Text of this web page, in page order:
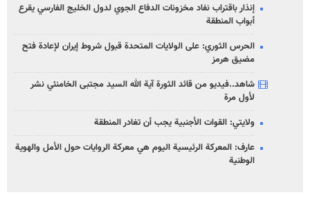
إنذار باقتراب نفاد مخزونات الدفاع الجوي لدول الخليج الفارسي يقرع
أبواب المنطقة
الحرس الثوري: على الولايات المتحدة قبول شروط إيران لإعادة فتح
مضيق هرمز
شاهد..فيديو من قائد الثورة آية الله السيد مجتبى الخامنئي نشر
لأول مرة
ولايتي: القوات الأجنبية يجب أن تغادر المنطقة
عارف: المعركة الرئيسية اليوم هي معركة الروايات حول الأمل والهوية
الوطنية